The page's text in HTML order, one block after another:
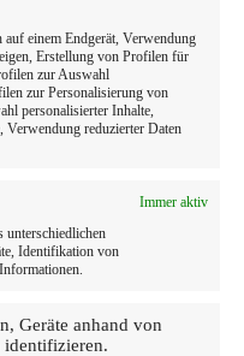
einem Endgerät, Verwendung
Erstellung von Profilen für
zur Auswahl
zur Personalisierung von
personalisierter Inhalte,
Verwendung reduzierter Daten
Immer aktiv
unterschiedlichen
Identifikation von
Geräte anhand von